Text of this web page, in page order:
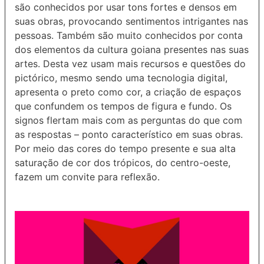
são conhecidos por usar tons fortes e densos em
suas obras, provocando sentimentos intrigantes nas
pessoas. Também são muito conhecidos por conta
dos elementos da cultura goiana presentes nas suas
artes. Desta vez usam mais recursos e questões do
pictórico, mesmo sendo uma tecnologia digital,
apresenta o preto como cor, a criação de espaços
que confundem os tempos de figura e fundo. Os
signos flertam mais com as perguntas do que com
as respostas – ponto característico em suas obras.
Por meio das cores do tempo presente e sua alta
saturação de cor dos trópicos, do centro-oeste,
fazem um convite para reflexão.